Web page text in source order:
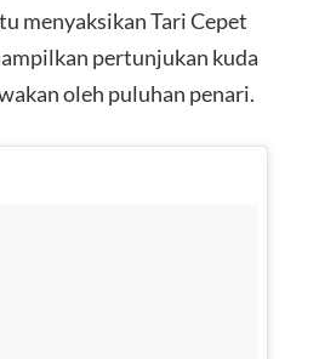
menyaksikan Tari Cepet
pertunjukan kuda
oleh puluhan penari.